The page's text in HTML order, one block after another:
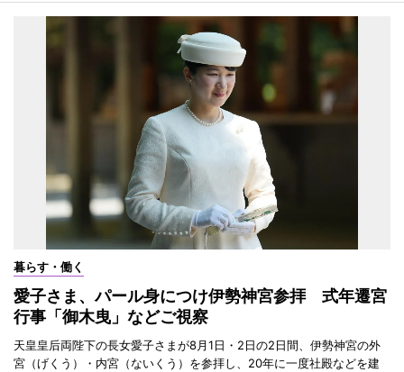
暮らす・働く
愛子さま、パール身につけ伊勢神宮参拝 式年遷宮
行事「御木曳」などご視察
天皇皇后両陛下の長女愛子さまが8月1日・2日の2日間、伊勢神宮の外
宮（げくう）・内宮（ないくう）を参拝し、20年に一度社殿などを建